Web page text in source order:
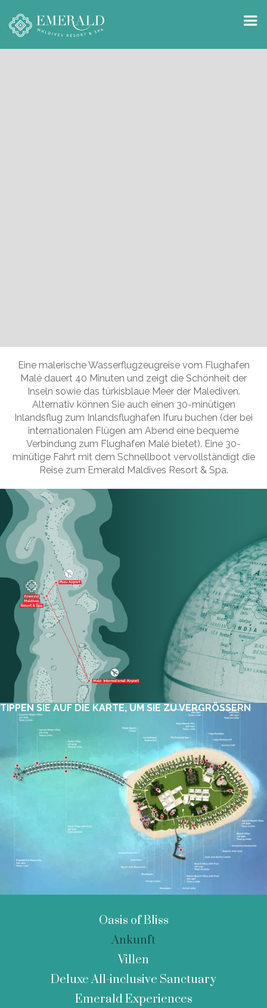
Eine malerische Wasserflugzeugreise vom Flughafen
Malé dauert 40 Minuten und zeigt die Schönheit der
Inseln sowie das türkisblaue Meer der Malediven.
Alternativ können Sie auch einen 30-minütigen
Inlandsflug zum Inlandsflughafen Ifuru buchen (der bei
internationalen Flügen am Abend eine bequeme
Verbindung zum Flughafen Malé bietet). Eine 30-
minütige Fahrt mit dem Schnellboot vervollständigt die
Reise zum Emerald Maldives Resort & Spa.
TIPPEN SIE AUF DIE KARTE, UM SIE ZU VERGRÖSSERN
Oasis of Bliss
Ankunft
Villen
Deluxe All-inclusive Sanctuary
Emerald Experiences